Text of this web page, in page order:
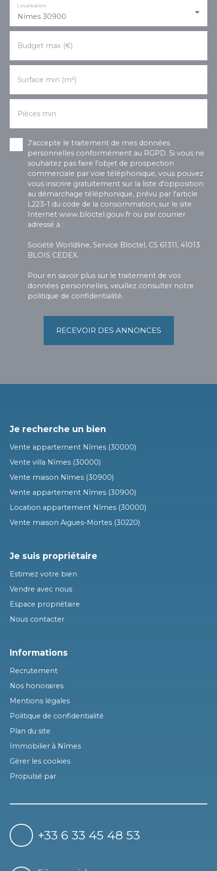
Nîmes 30900
Localisation
Budget max (€)
Surface min (m²)
Pièces min
J'accepte le traitement de mes données
personnelles conformément au RGPD. Si vous ne
souhaitez pas faire l'objet de prospection
commerciale par voie téléphonique, vous pouvez
vous inscrire gratuitement sur la liste d'opposition
au démarchage téléphonique, prévu par l'article
L223-1 du code de la consommation, sur le site
Internet www.bloctel.gouv.fr ou par courrier
adressé à :
Société Worldline, Service Bloctel, CS 61311, 41013
BLOIS CEDEX.
Pour en savoir plus sur le traitement de vos
données personnelles, veuillez consulter notre
politique de confidentialité.
RECEVOIR DES ANNONCES
Je recherche un bien
Vente appartement Nîmes (30000)
Vente villa Nîmes (30000)
Vente maison Nîmes (30900)
Vente appartement Nîmes (30900)
Location appartement Nîmes (30000)
Vente maison Aigues-Mortes (30220)
Je suis propriétaire
Estimez votre bien
Vendre avec nous
Espace propriétaire
Nous contacter
Informations
Recrutement
Nos honoraires
Mentions légales
Politique de confidentialité
Plan du site
Immobilier à Nîmes
Gérer les cookies
Propulsé par
+33 6 33 45 48 53